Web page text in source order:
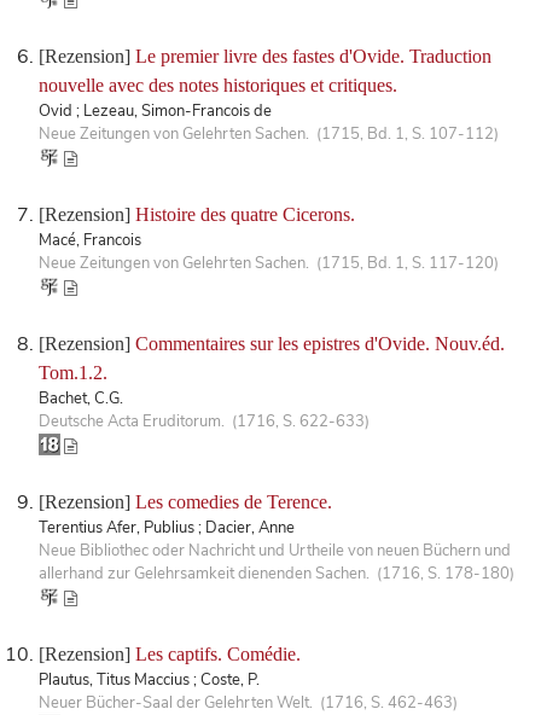
[Rezension] Le premier livre des fastes d'Ovide. Traduction
nouvelle avec des notes historiques et critiques.
Ovid ; Lezeau, Simon-Francois de
Neue Zeitungen von Gelehrten Sachen. (1715, Bd. 1, S. 107-112)
[Rezension] Histoire des quatre Cicerons.
Macé, Francois
Neue Zeitungen von Gelehrten Sachen. (1715, Bd. 1, S. 117-120)
[Rezension] Commentaires sur les epistres d'Ovide. Nouv.éd.
Tom.1.2.
Bachet, C.G.
Deutsche Acta Eruditorum. (1716, S. 622-633)
[Rezension] Les comedies de Terence.
Terentius Afer, Publius ; Dacier, Anne
Neue Bibliothec oder Nachricht und Urtheile von neuen Büchern und
allerhand zur Gelehrsamkeit dienenden Sachen. (1716, S. 178-180)
[Rezension] Les captifs. Comédie.
Plautus, Titus Maccius ; Coste, P.
Neuer Bücher-Saal der Gelehrten Welt. (1716, S. 462-463)